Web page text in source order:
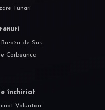
Tunari
de Sus
Corbeanca
închiriat
Voluntari